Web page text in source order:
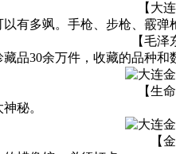
【大
有多飒。手枪、步枪、霰
【毛泽
品30余万件，收藏的品种和
【生
秘。
【